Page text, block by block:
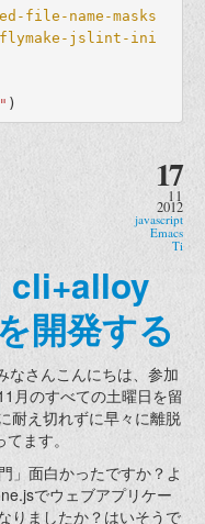
file-name-masks
flymake-jslint-ini
)
17
11
2012
javascript
Emacs
Ti
cli+alloy
開発する
なさんこんにちは、参加
月のすべての土曜日を留
耐え切れずに早々に離脱
ます。
」面白かったですか？よ
でウェブアプリケー
りましたか？はいそうで